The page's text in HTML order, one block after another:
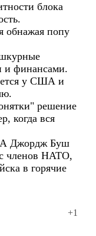
блока
обнажая попу
и финансами.
у США и
решение
когда вся
Джордж Буш
членов НАТО,
в горячие
+1